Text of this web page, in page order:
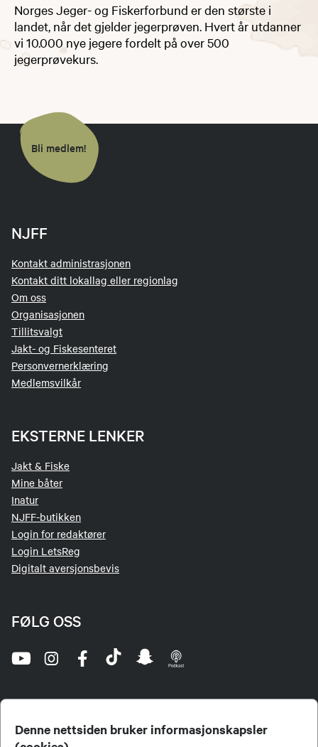
Denne nettsiden bruker informasjonskapsler
Norges Jeger- og Fiskerforbund er den største i
landet, når det gjelder jegerprøven. Hvert år utdanner
vi 10.000 nye jegere fordelt på over 500
jegerprøvekurs.
Bli medlem!
NJFF
Kontakt administrasjonen
Kontakt ditt lokallag eller regionlag
Om oss
Organisasjonen
Tillitsvalgt
Jakt- og Fiskesenteret
Personvernerklæring
Medlemsvilkår
EKSTERNE LENKER
Jakt & Fiske
Mine båter
Inatur
NJFF-butikken
Login for redaktører
Login LetsReg
Digitalt aversjonsbevis
FØLG OSS